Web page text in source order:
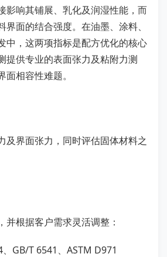
影响其铺展、乳化及润湿性能，而
面的结合强度。在油墨、涂料、
中，这两项指标是配方优化的核心
提供专业的表面张力及粘附力测
相容性难题。
及界面张力，同时评估固体材料之
并根据客户需求灵活调整：
GB/T 6541、ASTM D971